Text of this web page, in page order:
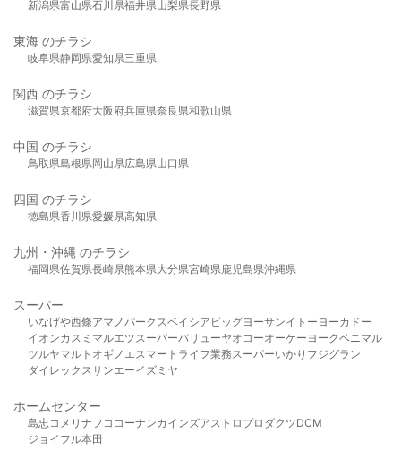
新潟県富山県石川県福井県山梨県長野県
東海 のチラシ
岐阜県静岡県愛知県三重県
関西 のチラシ
滋賀県京都府大阪府兵庫県奈良県和歌山県
中国 のチラシ
鳥取県島根県岡山県広島県山口県
四国 のチラシ
徳島県香川県愛媛県高知県
九州・沖縄 のチラシ
福岡県佐賀県長崎県熊本県大分県宮崎県鹿児島県沖縄県
スーパー
いなげや西條アマノパークスベイシア ビッグヨーサンイトーヨーカドー
イオンカスミ マルエツスーパーバリューヤオコーオーケー ヨークベニマル
ツルヤマルト オギノ エスマート ライフ業務スーパーいかり フジグラン
ダイレックスサンエーイズミヤ
ホームセンター
島忠 コメリ ナフコ コーナンカインズアストロプロダクツDCM
ジョイフル本田